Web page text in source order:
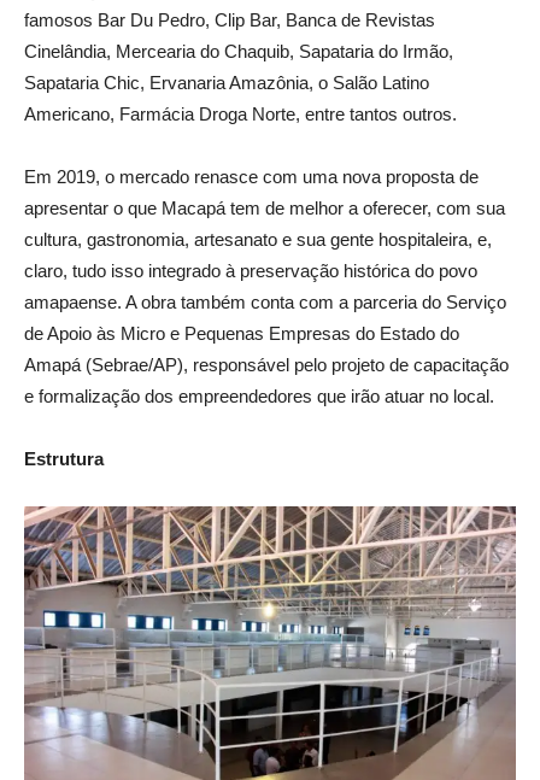
famosos Bar Du Pedro, Clip Bar, Banca de Revistas
Cinelândia, Mercearia do Chaquib, Sapataria do Irmão,
Sapataria Chic, Ervanaria Amazônia, o Salão Latino
Americano, Farmácia Droga Norte, entre tantos outros.
Em 2019, o mercado renasce com uma nova proposta de
apresentar o que Macapá tem de melhor a oferecer, com sua
cultura, gastronomia, artesanato e sua gente hospitaleira, e,
claro, tudo isso integrado à preservação histórica do povo
amapaense. A obra também conta com a parceria do Serviço
de Apoio às Micro e Pequenas Empresas do Estado do
Amapá (Sebrae/AP), responsável pelo projeto de capacitação
e formalização dos empreendedores que irão atuar no local.
Estrutura